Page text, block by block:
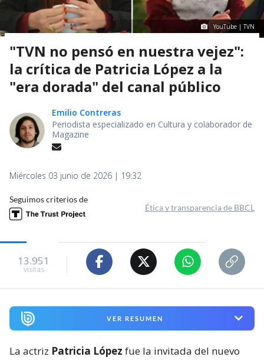
YouTube | TVN
"TVN no pensó en nuestra vejez":
la crítica de Patricia López a la
"era dorada" del canal público
Emilio Contreras
Periodista especializado en Cultura y colaborador de
Magazine
Miércoles 03 junio de 2026 | 19:32
Seguimos criterios de
Ética y transparencia de BBCL
13.951
visitas
VER RESUMEN
La actriz Patricia López fue la invitada del nuevo